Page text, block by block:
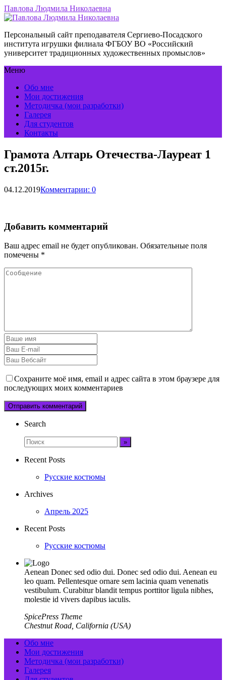
Павлова Людмила Николаевна
Персональный сайт преподавателя Сергиево-Посадского
института игрушки филиала ФГБОУ ВО «Российский
университет традиционных художественных промыслов»
Меню
Обо мне
Мои достижения
Методичка (мои разработки)
Галерея
Для студентов
Контакты
Грамота Алтарь Отечества-Лауреат 1
ст.2015г.
04.12.2019Комментарии: 0
Добавить комментарий
Ваш адрес email не будет опубликован. Обязательные поля
помечены *
Сохраните моё имя, email и адрес сайта в этом браузере для
последующих моих комментариев
Search
Recent Posts
Русские костюмы
Archives
Апрель 2025
Recent Posts
Русские костюмы
Aenean Donec sed odio dui. Donec sed odio dui. Aenean eu
leo quam. Pellentesque ornare sem lacinia quam venenatis
vestibulum. Curabitur blandit tempus porttitor ligula nibhes,
molestie id vivers dapibus iaculis.
SpicePress Theme
Chestnut Road, California (USA)
Обо мне
Мои достижения
Методичка (мои разработки)
Галерея